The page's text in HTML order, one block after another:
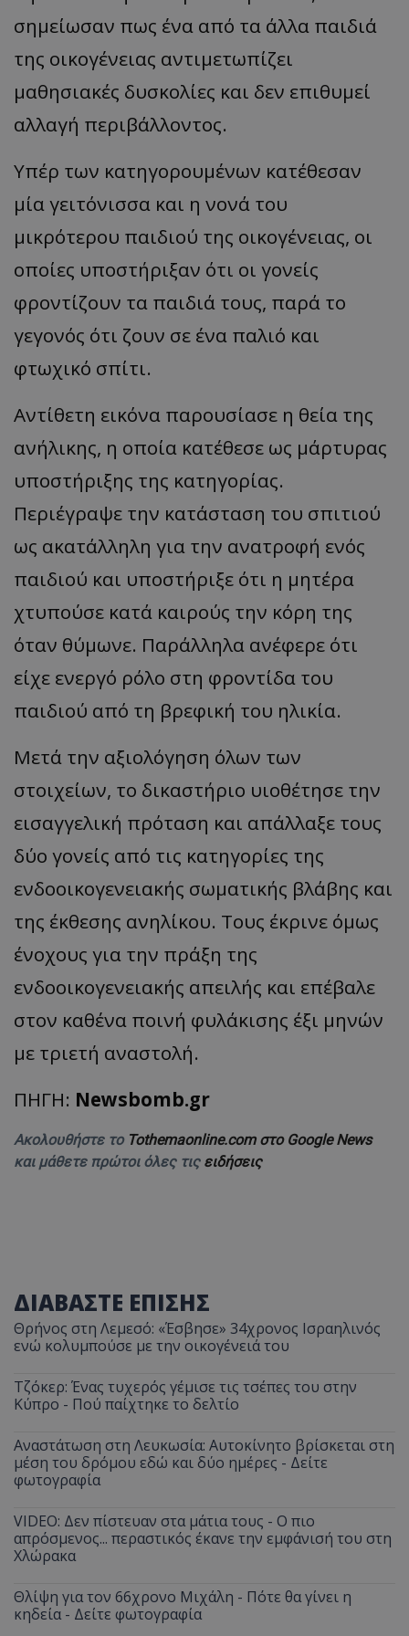
σημείωσαν πως ένα από τα άλλα παιδιά
της οικογένειας αντιμετωπίζει
μαθησιακές δυσκολίες και δεν επιθυμεί
αλλαγή περιβάλλοντος.
Υπέρ των κατηγορουμένων κατέθεσαν
μία γειτόνισσα και η νονά του
μικρότερου παιδιού της οικογένειας, οι
οποίες υποστήριξαν ότι οι γονείς
φροντίζουν τα παιδιά τους, παρά το
γεγονός ότι ζουν σε ένα παλιό και
φτωχικό σπίτι.
Αντίθετη εικόνα παρουσίασε η θεία της
ανήλικης, η οποία κατέθεσε ως μάρτυρας
υποστήριξης της κατηγορίας.
Περιέγραψε την κατάσταση του σπιτιού
ως ακατάλληλη για την ανατροφή ενός
παιδιού και υποστήριξε ότι η μητέρα
χτυπούσε κατά καιρούς την κόρη της
όταν θύμωνε. Παράλληλα ανέφερε ότι
είχε ενεργό ρόλο στη φροντίδα του
παιδιού από τη βρεφική του ηλικία.
Μετά την αξιολόγηση όλων των
στοιχείων, το δικαστήριο υιοθέτησε την
εισαγγελική πρόταση και απάλλαξε τους
δύο γονείς από τις κατηγορίες της
ενδοοικογενειακής σωματικής βλάβης και
της έκθεσης ανηλίκου. Τους έκρινε όμως
ένοχους για την πράξη της
ενδοοικογενειακής απειλής και επέβαλε
στον καθένα ποινή φυλάκισης έξι μηνών
με τριετή αναστολή.
ΠΗΓΗ: Newsbomb.gr
Ακολουθήστε το Tothemaonline.com στο Google News
και μάθετε πρώτοι όλες τις ειδήσεις
ΔΙΑΒΑΣΤΕ ΕΠΙΣΗΣ
Θρήνος στη Λεμεσό: «Έσβησε» 34χρονος Ισραηλινός
ενώ κολυμπούσε με την οικογένειά του
Τζόκερ: Ένας τυχερός γέμισε τις τσέπες του στην
Κύπρο - Πού παίχτηκε το δελτίο
Αναστάτωση στη Λευκωσία: Αυτοκίνητο βρίσκεται στη
μέση του δρόμου εδώ και δύο ημέρες - Δείτε
φωτογραφία
VIDEO: Δεν πίστευαν στα μάτια τους - Ο πιο
απρόσμενος... περαστικός έκανε την εμφάνισή του στη
Χλώρακα
Θλίψη για τον 66χρονο Μιχάλη - Πότε θα γίνει η
κηδεία - Δείτε φωτογραφία